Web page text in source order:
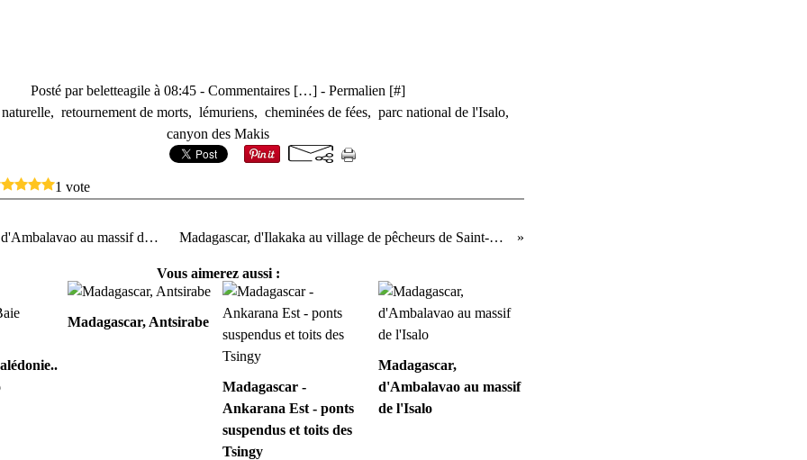
Posté par beletteagile à 08:45 - Commentaires […] - Permalien [#]
, retournement de morts, lémuriens, cheminées de fées, parc national de l'Isalo,
canyon des Makis
1 vote
Madagascar, d'Ambalavao au massif de l'Isalo Madagascar, d'Ilakaka au village de pêcheurs de Saint-Augustin
Vous aimerez aussi :
Madagascar, Antsirabe
Madagascar -
Ankarana Est - ponts
suspendus et toits des
Tsingy
Madagascar,
d'Ambalavao au massif
de l'Isalo